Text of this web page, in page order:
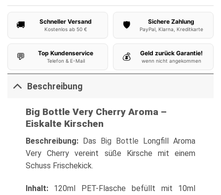
🚚 Schneller Versand
Kostenlos ab 50 € 🛡️ Sichere Zahlung
PayPal, Klarna, Kreditkarte
💬 Top Kundenservice
Telefon & E-Mail 💰 Geld zurück Garantie!
wenn nicht angekommen
Beschreibung
Big Bottle Very Cherry Aroma –
Eiskalte Kirschen
Beschreibung:Das Big Bottle Longfill Aroma
Very Cherry vereint süße Kirsche mit einem
Schuss Frischekick.
Inhalt:120ml PET-Flasche befüllt mit 10ml